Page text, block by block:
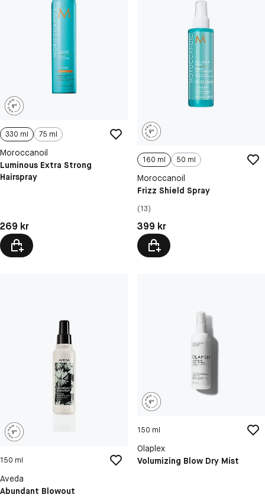
330 ml 75 ml
Moroccanoil
Luminous Extra Strong
Hairspray
Pris: 269 kr
269 kr
160 ml 50 ml
Moroccanoil
Frizz Shield Spray
(13)
Pris: 399 kr
399 kr
150 ml
Aveda
Abundant Blowout
150 ml
Olaplex
Volumizing Blow Dry Mist